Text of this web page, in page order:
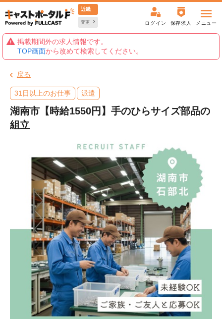
近畿
変更 ログイン 保存求人 メニュー
掲載期間外の求人情報です。
TOP画面から改めて検索してください。
戻る
31日以上のお仕事 派遣
湖南市【時給1550円】手のひらサイズ部品の
組立